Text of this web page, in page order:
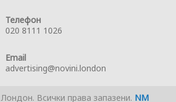
Телефон
020 8111 1026
Email
advertising@novini.london
Всички права запазени. NM